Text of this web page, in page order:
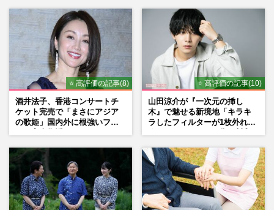
⭐ 高評価の記事(8)
酒井法子、香港コンサートチ
ケット完売で「まさにアジア
の歌姫」国内外に根強いファ
⭐ 高評価の記事(10)
山田涼介が『一次元の挿し
木』で魅せる新境地「キラキ
ラしたフィルターが1枚外れて